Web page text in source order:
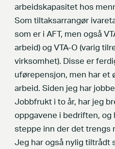
arbeidskapasitet hos
Som tiltaksarrangør
som er i AFT, men også
arbeid) og VTA-O (varig
virksomhet). Disse er
uførepensjon, men har et
arbeid. Siden jeg har
Jobbfrukt i to år, har jeg
oppgavene i bedriften, og
steppe inn der det trengs
Jeg har også nylig tiltrådt